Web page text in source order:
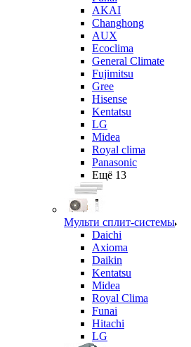
AKAI
Changhong
AUX
Ecoclima
General Climate
Fujimitsu
Gree
Hisense
Kentatsu
LG
Midea
Royal clima
Panasonic
Ещё 13
Мульти сплит-системы
Daichi
Axioma
Daikin
Kentatsu
Midea
Royal Clima
Funai
Hitachi
LG